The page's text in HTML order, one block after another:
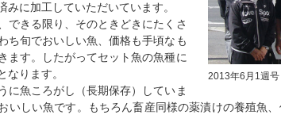
2013年6月1週
みに加工していただいています。
できる限り、そのときどきにたくさ
ち旬でおいしい魚、価格も手頃なも
ます。したがってセット魚の魚種に
なります。
に魚ころがし（長期保存）していま
いしい魚です。もちろん畜産同様の薬漬けの養殖魚